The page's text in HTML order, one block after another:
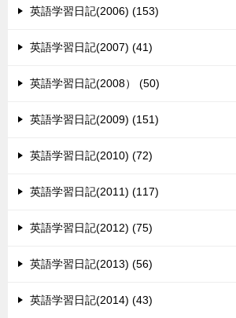
英語学習日記(2006) (153)
英語学習日記(2007) (41)
英語学習日記(2008） (50)
英語学習日記(2009) (151)
英語学習日記(2010) (72)
英語学習日記(2011) (117)
英語学習日記(2012) (75)
英語学習日記(2013) (56)
英語学習日記(2014) (43)